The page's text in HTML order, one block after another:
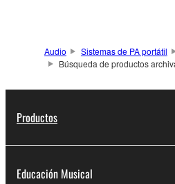
Audio Sistemas de PA portátil
Búsqueda de productos
Productos
Educación Musical